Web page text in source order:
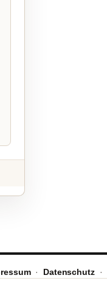
· Datenschutz·